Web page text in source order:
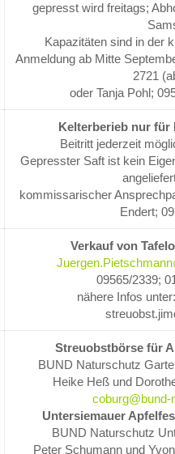
gepresst wird freitags;
Kapazitäten sind in der
Anmeldung ab Mitte
2721
oder Tanja Pohl;
Kelterberieb nur für
Beitritt jederzeit
Gepresster Saft ist kein
kommissarischer
Endert;
Verkauf von
09565/2339;
nähere Infos
Streuobstbörse für
BUND Naturschutz
Heike Heß und
Untersiemauer
BUND Naturschutz
Peter Schumann und
nächste Termine
Hier finden Sie die nächsten